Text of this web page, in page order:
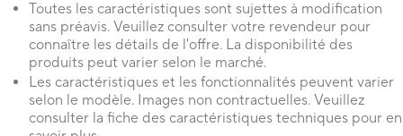
Toutes les caractéristiques sont sujettes à modification
sans préavis. Veuillez consulter votre revendeur pour
connaître les détails de l'offre. La disponibilité des
produits peut varier selon le marché.
Les caractéristiques et les fonctionnalités peuvent varier
selon le modèle. Images non contractuelles. Veuillez
consulter la fiche des caractéristiques techniques pour en